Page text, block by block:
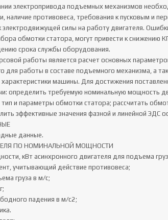
электропривода подъемных механизмов
наличие противовеса, требования к пусковым и
силы на работу двигателя.
обмотки статора, могут привести к снижению
срока службы оборудования.
работы является расчет основных
для работы в составе подъемного механизма, а
характеристики машины. Для достижения
определить требуемую номинальную мощность
и параметры обмотки статора; рассчитать
эффективные значения фазной и линейной ЭДС
данные.
ПО НОМИНАЛЬНОЙ МОЩНОСТИ
кВт асинхронного двигателя для подъема
учитывающий действие противовеса;
груза в м/с;
падения в м/с2;